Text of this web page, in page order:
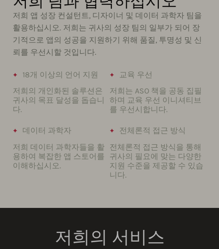
저희 앱 성장 컨설턴트, 디자이너 및 데이터 과학자 팀을
활용하십시오. 저희는 귀사의 성장 팀의 일부가 되어 장
기적으로 앱의 성공을 지원하기 위해 품질, 투명성 및 신
뢰를 우선시할 것입니다.
18개 이상의 언어 지원
저희의 개인화된 솔루션은
귀사의 목표 달성을 돕습니
다.
교육 우선
저희는 ASO 책을 공동 집필
하며 교육 우선 이니셔티브
를 우선시합니다.
데이터 과학자
저희 데이터 과학자들을 활
용하여 복잡한 앱 스토어를
이해하십시오.
전체론적 접근 방식
전체론적 접근 방식을 통해
귀사의 필요에 맞는 다양한
지원 수준을 제공할 수 있습
니다.
저희의 서비스